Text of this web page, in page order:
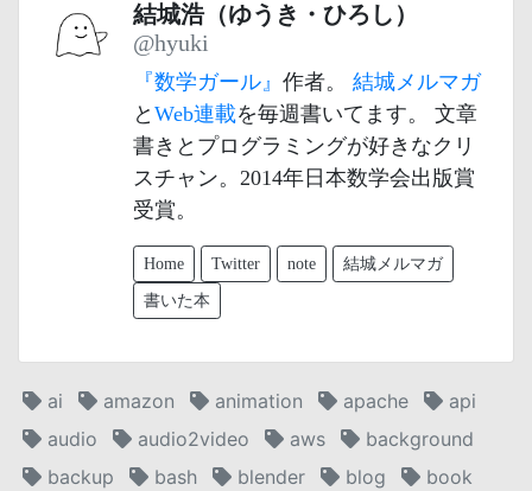
結城浩（ゆうき・ひろし）
@hyuki
『数学ガール』 作者。 結城メルマガ
と Web連載を毎週書いてます。 文章
書きとプログラミングが好きなクリ
スチャン。2014年日本数学会出版賞
受賞。
Home Twitter note 結城メルマガ
書いた本
ai amazon animation apache
api
audio
audio2video aws
background
backup
bash blender blog
book